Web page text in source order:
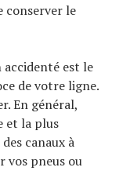
conserver le
est le
de votre ligne.
En général,
et la plus
canaux à
vos pneus ou